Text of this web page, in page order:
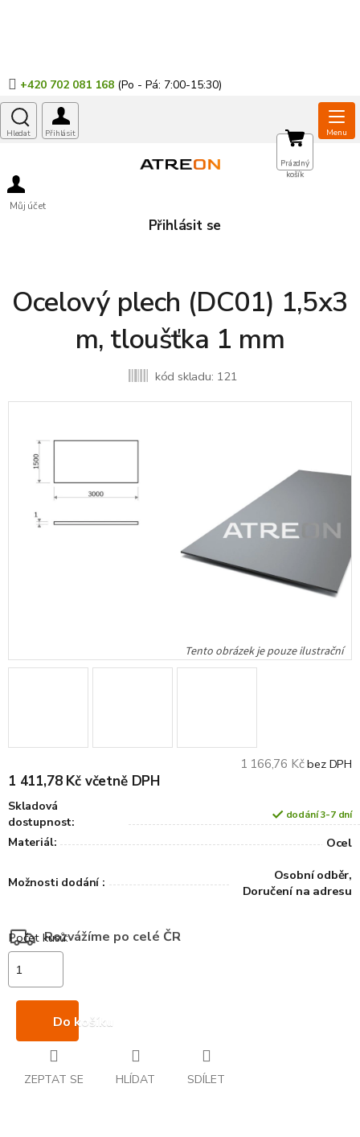
+420 702 081 168
Můj účet
Přihlásit se
NÁKUPNÍ
KOŠÍK
Prázdný
košík
Ocelový plech (DC01) 1,5x3
m, tloušťka 1 mm
kód skladu: 121
1 166,76 Kčbez DPH
1 411,78 Kč včetně DPH
Skladová
dostupnost:
dodání 3-7 dní
Materiál: Ocel
Možnosti dodání :
Osobní odběr,
Doručení na adresu
Rozvážíme po celé ČR
Do košíku
ZEPTAT SE HLÍDAT SDÍLET